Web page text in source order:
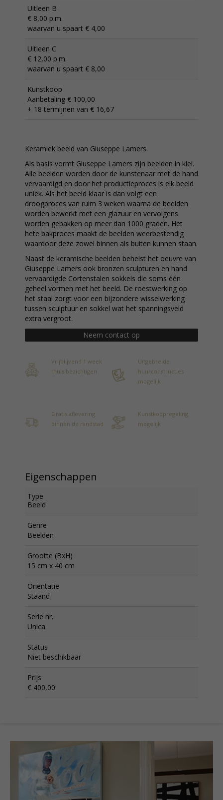
Uitleen B
€ 8,00 p.m.
waarvan u spaart € 4,00
Uitleen C
€ 12,00 p.m.
waarvan u spaart € 8,00
Kunstkoop
Aanbetaling € 100,00
+ 18 termijnen van € 16,67
Keramiek beeld van Giuseppe Lamers.
Als basis vormt Giuseppe Lamers zijn beelden in klei.
Alle beelden worden door de kunstenaar met de hand
vervaardigd en door het productieproces is elk beeld
uniek. Als het beeld klaar is dan volgt een
droogproces van ruim 3 weken waarna de beelden
worden bewerkt met een glazuur en vervolgens
worden gebakken op meer dan 1000 graden. Het
hete bakproces maakt de beelden weerbestendig
waardoor deze zowel binnen als buiten kunnen staan.
Naast de keramische beelden behelst het oeuvre van
Giuseppe Lamers ook bronzen sculpturen en hand
vervaardigde Cortenstalen sokkels die soms één
geheel vormen met het beeld. De roestwerking op
het staal zorgt voor een bijzondere wisselwerking
tussen sculptuur en sokkel wat het spanningsveld
extra vergroot.
Neem contact op
Vrijblijvend 1 week
thuis bezichtigen
Uitgebreide
huurconstructies
mogelijk
Gratis aflevering
binnen de randstad
Kunstkoopregeling
mogelijk
Eigenschappen
Type
Beeld
Genre
Beelden
Grootte (BxH)
15 cm x 40 cm
Oriëntatie
Staand
Serie nr.
Unica
Status
Niet beschikbaar
Prijs
€ 400,00